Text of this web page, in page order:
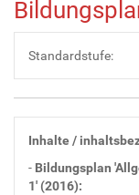
Standardstufe:
Inhalte /
- Bildungsplan
1' (2016):